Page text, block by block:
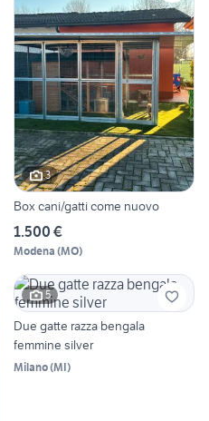
3
Box cani/gatti come nuovo
1.500 €
Modena (MO)
5
Due gatte razza bengala
femmine silver
Milano(MI)